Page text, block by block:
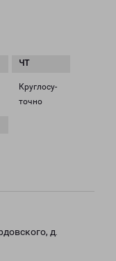
Круглосу­
точно
д.